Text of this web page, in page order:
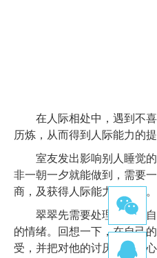
在人际相处中，遇到不喜
历炼，从而得到人际能力的
室友发出影响别人睡觉的
非一朝一夕就能做到，需要
商，及获得人际能力的提升。
翠翠先需要处理的，是自
的情绪。回想一下，在自己
受，并把对他的讨厌压抑在